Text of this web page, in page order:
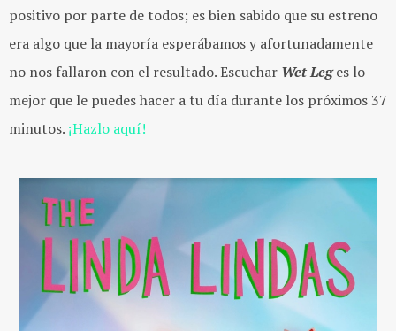
positivo por parte de todos; es bien sabido que su estreno
era algo que la mayoría esperábamos y afortunadamente
no nos fallaron con el resultado. Escuchar Wet Leges lo
mejor que le puedes hacer a tu día durante los próximos 37
minutos. ¡Hazlo aquí!